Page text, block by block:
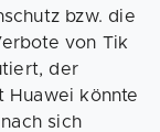
bzw. die
von Tik
der
Huawei könnte
sich